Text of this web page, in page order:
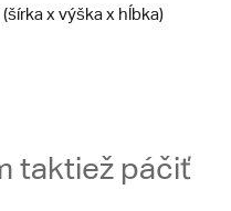
x výška x hĺbka)
taktiež páčiť